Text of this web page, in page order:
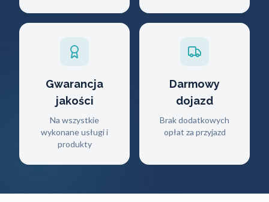
Gwarancja
jakości
Na wszystkie
wykonane usługi i
produkty
Darmowy
dojazd
Brak dodatkowych
opłat za przyjazd